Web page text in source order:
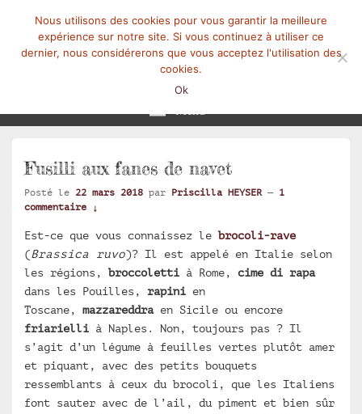
Fusilli aux fanes de navet
Posté le 22 mars 2018 par Priscilla HEYSER — 1
commentaire ↓
Est-ce que vous connaissez le brocoli-rave
(Brassica ruvo)? Il est appelé en Italie selon
les régions, broccoletti à Rome, cime di rapa
dans les Pouilles, rapini en
Toscane, mazzareddra en Sicile ou encore
friarielli à Naples. Non, toujours pas ? Il
s’agit d’un légume à feuilles vertes plutôt amer
et piquant, avec des petits bouquets
ressemblants à ceux du brocoli, que les Italiens
font sauter avec de l’ail, du piment et bien sûr
Nous utilisons des cookies pour vous garantir la meilleure
expérience sur notre site. Si vous continuez à utiliser ce
dernier, nous considérerons que vous acceptez l'utilisation des
cookies.
Ok